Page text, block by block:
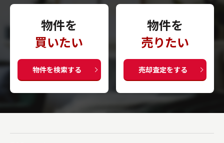
物件を
買いたい
物件を検索する
物件を
売りたい
売却査定をする